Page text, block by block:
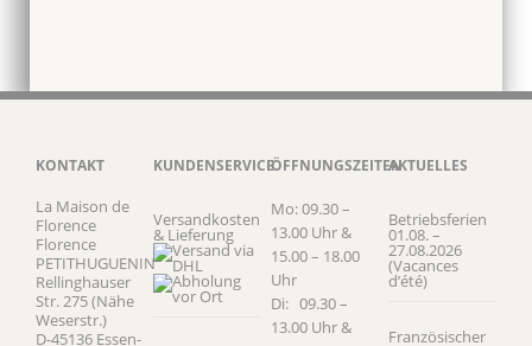
KONTAKT
La Maison de
Florence
Florence
PETITHUGUENIN
Rellinghauser
Str. 275 (Nähe
Weserstr.)
D-45136 Essen-
KUNDENSERVICE
Versandkosten
& Lieferung
ÖFFNUNGSZEITEN
Mo: 09.30 –
13.00 Uhr &
15.00 – 18.00
Uhr
Di: 09.30 –
13.00 Uhr &
AKTUELLES
Betriebsferien
01.08. –
27.08.2026
(Vacances
d’été)
Französischer